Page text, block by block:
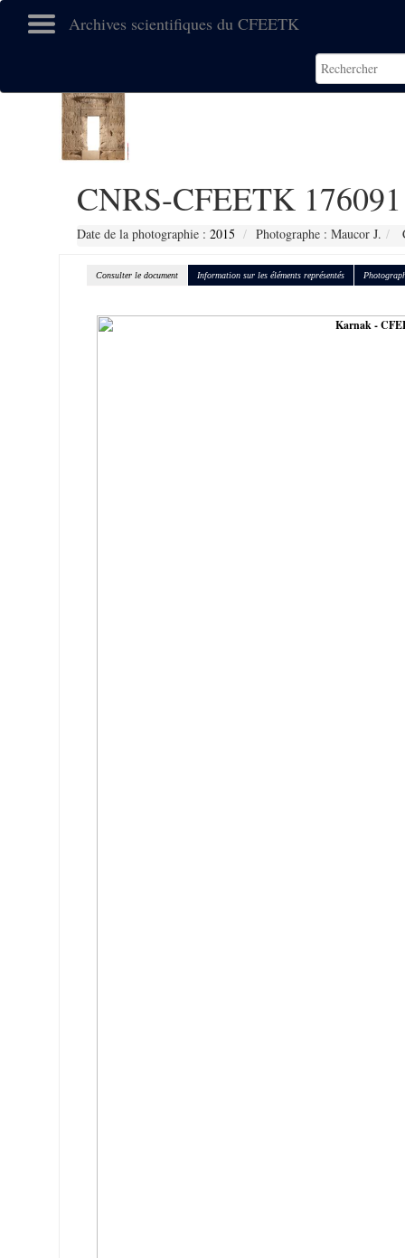
Archives scientifiques du CFEETK
CNRS-CFEETK 176091
Date de la photographie : 2015 Photographe : Maucor J.
Consulter le document Information sur les éléments représentés